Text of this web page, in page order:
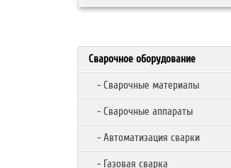
Сварочное оборудование
- Сварочные материалы
- Сварочные аппараты
- Автоматизация сварки
- Газовая сварка